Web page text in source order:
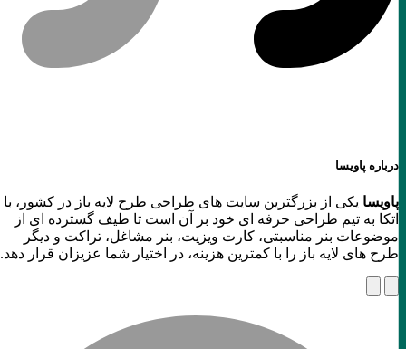
درباره پاویسا
پاویسایکی از بزرگترین سایت های طراحی طرح لایه باز در کشور، با
اتکا به تیم طراحی حرفه ای خود بر آن است تا طیف گسترده ای از
موضوعات بنر مناسبتی، کارت ویزیت، بنر مشاغل، تراکت و دیگر
طرح های لایه باز را با کمترین هزینه، در اختیار شما عزیزان قرار دهد.